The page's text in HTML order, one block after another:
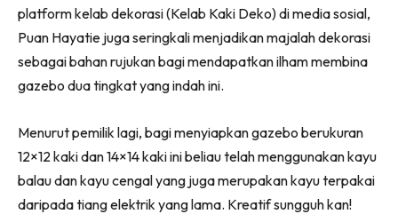
High Rise
Landed
Beli Di Mana
Buat Sendiri
Ilham Impiana
Ilham Impiana 360
platform kelab dekorasi (Kelab Kaki Deko) di media sosial,
Puan Hayatie juga seringkali menjadikan majalah dekorasi
sebagai bahan rujukan bagi mendapatkan ilham membina
gazebo dua tingkat yang indah ini.
Menurut pemilik lagi, bagi menyiapkan gazebo berukuran
12×12 kaki dan 14×14 kaki ini beliau telah menggunakan kayu
balau dan kayu cengal yang juga merupakan kayu terpakai
daripada tiang elektrik yang lama. Kreatif sungguh kan!